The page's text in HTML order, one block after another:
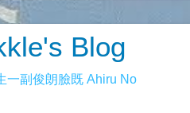
Blog
一副俊朗臉既 Ahiru No